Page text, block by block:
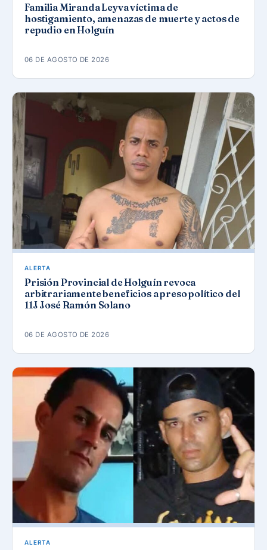
Familia Miranda Leyva víctima de
hostigamiento, amenazas de muerte y actos de
repudio en Holguín
06 DE AGOSTO DE 2026
ALERTA
Prisión Provincial de Holguín revoca
arbitrariamente beneficios a preso político del
11J José Ramón Solano
06 DE AGOSTO DE 2026
ALERTA